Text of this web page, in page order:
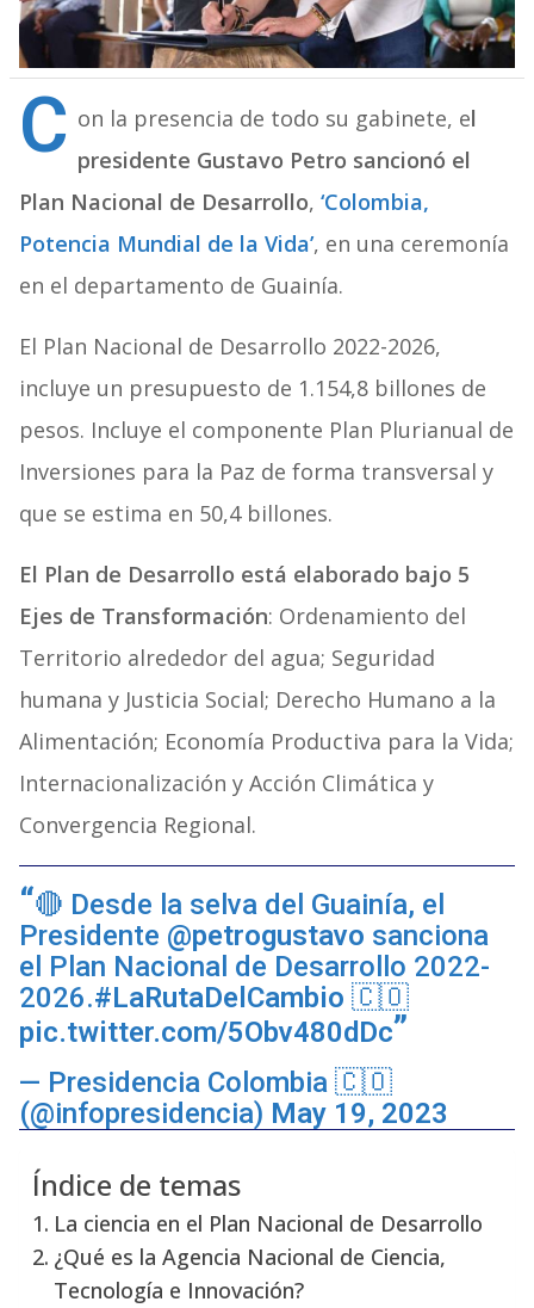
C on la presencia de todo su gabinete, el
presidente Gustavo Petro sancionó el
Plan Nacional de Desarrollo, ‘Colombia,
Potencia Mundial de la Vida’, en una ceremonía
en el departamento de Guainía.
El Plan Nacional de Desarrollo 2022-2026,
incluye un presupuesto de 1.154,8 billones de
pesos. Incluye el componente Plan Plurianual de
Inversiones para la Paz de forma transversal y
que se estima en 50,4 billones.
El Plan de Desarrollo está elaborado bajo 5
Ejes de Transformación: Ordenamiento del
Territorio alrededor del agua; Seguridad
humana y Justicia Social; Derecho Humano a la
Alimentación; Economía Productiva para la Vida;
Internacionalización y Acción Climática y
Convergencia Regional.
🔴 Desde la selva del Guainía, el
Presidente @petrogustavo sanciona
el Plan Nacional de Desarrollo 2022-
2026.#LaRutaDelCambio 🇨🇴
pic.twitter.com/5Obv480dDc
— Presidencia Colombia 🇨🇴
(@infopresidencia) May 19, 2023
Índice de temas
La ciencia en el Plan Nacional de Desarrollo
¿Qué es la Agencia Nacional de Ciencia,
Tecnología e Innovación?